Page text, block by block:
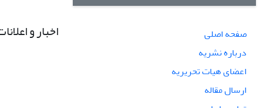
صفحه اصلی
درباره نشریه
اعضای هیات تحریریه
ارسال مقاله
اخبار و